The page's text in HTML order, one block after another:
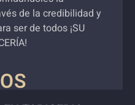
de la credibilidad y
ser de todos ¡SU